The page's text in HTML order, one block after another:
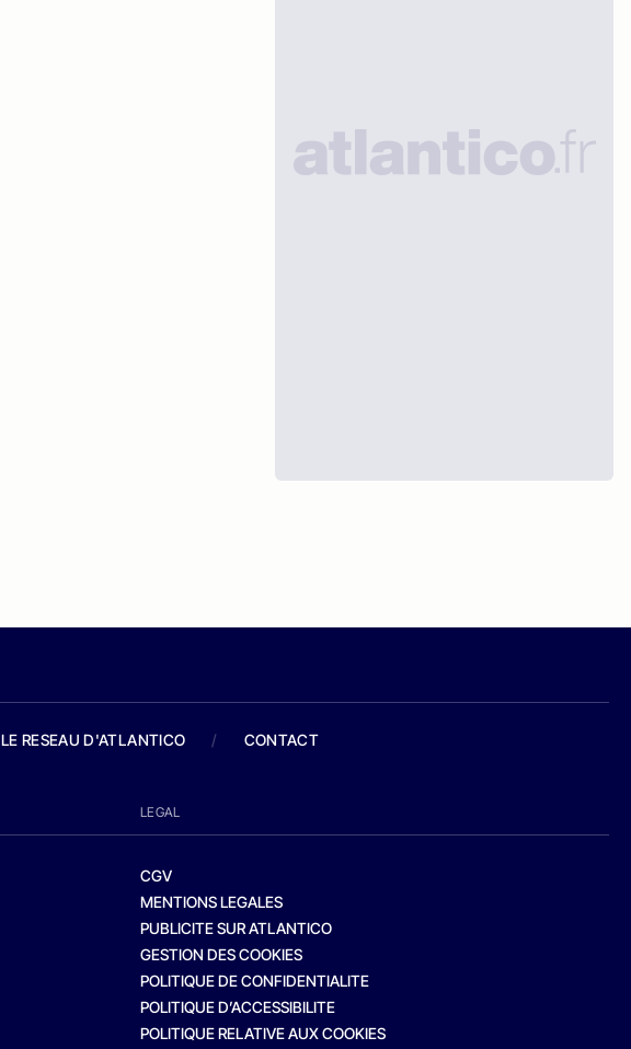
LE RESEAU D'ATLANTICO / CONTACT
LEGAL
CGV
MENTIONS LEGALES
PUBLICITE SUR ATLANTICO
GESTION DES COOKIES
POLITIQUE DE CONFIDENTIALITE
POLITIQUE D’ACCESSIBILITE
POLITIQUE RELATIVE AUX COOKIES